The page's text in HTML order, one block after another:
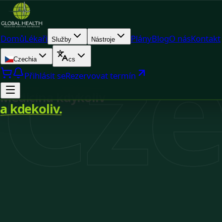
DomůLékaři Služby Nástroje PlányBlogO násKontakt
Czechia cs
Přihlásit seRezervovat termín
Medicína kdykoliv
a kdekoliv.